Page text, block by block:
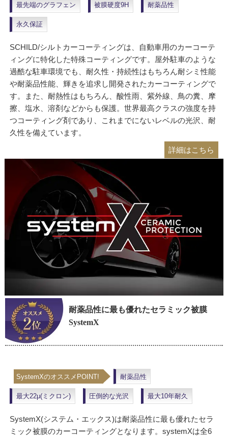
最先端のグラフェン 被膜硬度9H 耐薬品性
永久保証
SCHILD/シルトカーコーティングは、自動車用のカーコーテ
ィングに特化した特殊コーティングです。屋外駐車のような
過酷な駐車環境でも、耐久性・持続性はもちろん耐シミ性能
や耐薬品性能、輝きを追求し開発されたカーコーティングで
す。また、耐熱性はもちろん、酸性雨、紫外線、鳥の糞、摩
擦、塩水、溶剤などからも保護。世界最高クラスの強度を持
つコーティング剤であり、これまでにないレベルの光沢、耐
久性を備えています。
詳細はこちら
耐薬品性に最も優れたセラミック被膜
SystemX
SystemXのオススメPOINT! 耐薬品性
最大22μ(ミクロン) 圧倒的な光沢 最大10年耐久
SystemX(システム・エックス)は耐薬品性に最も優れたセラ
ミック被膜のカーコーティングとなります。systemXは全6